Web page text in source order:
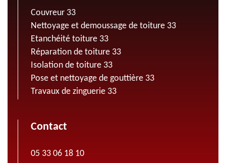
Couvreur 33
Nettoyage et demoussage de toiture 33
Etanchéité toiture 33
Réparation de toiture 33
Isolation de toiture 33
Pose et nettoyage de gouttière 33
Travaux de zinguerie 33
Contact
05 33 06 18 10